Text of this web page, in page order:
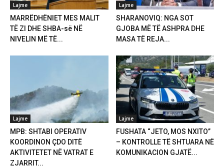
Lajme
MARRËDHËNIET MES MALIT
TË ZI DHE SHBA-së NË
NIVELIN MË TË...
Lajme
SHARANOVIQ: NGA SOT
GJOBA MË TË ASHPRA DHE
MASA TË REJA...
Lajme
MPB: SHTABI OPERATIV
KOORDINON ÇDO DITË
AKTIVITETET NË VATRAT E
ZJARRIT...
Lajme
FUSHATA “JETO, MOS NXITO”
– KONTROLLE TË SHTUARA NË
KOMUNIKACION GJATË...